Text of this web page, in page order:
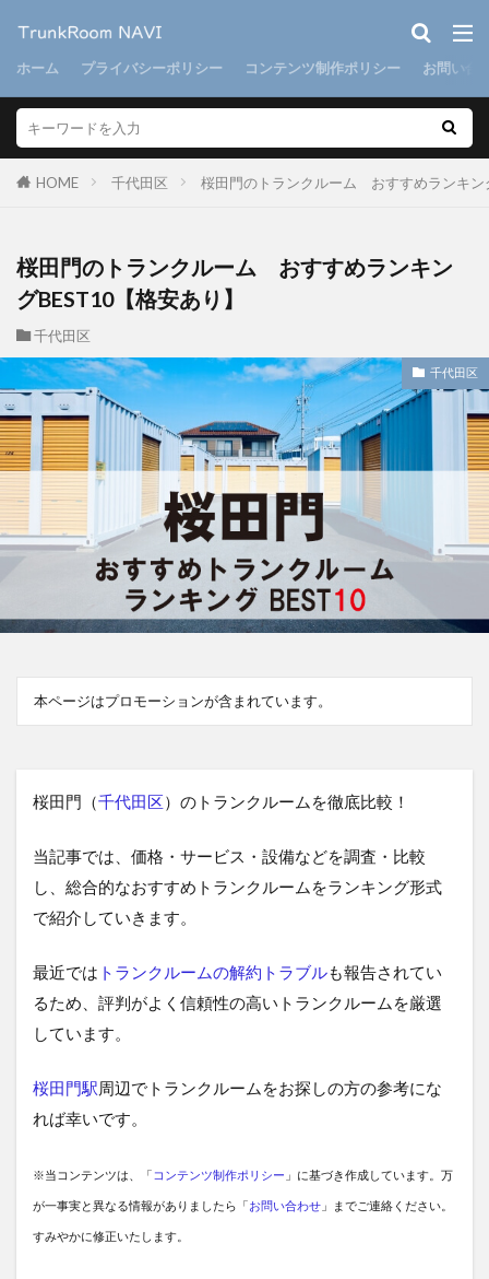
ホーム プライバシーポリシー コンテンツ制作ポリシー お問い合
HOME 千代田区 桜田門のトランクルーム おすすめランキン
桜田門のトランクルーム おすすめランキン
グBEST10【格安あり】
千代田区
千代田区
本ページはプロモーションが含まれています。
桜田門（千代田区）のトランクルームを徹底比較！
当記事では、価格・サービス・設備などを調査・比較
し、総合的なおすすめトランクルームをランキング形式
で紹介していきます。
最近では トランクルームの解約トラブルも報告されてい
るため、評判がよく信頼性の高いトランクルームを厳選
しています。
桜田門駅周辺でトランクルームをお探しの方の参考にな
れば幸いです。
※当コンテンツは、「 コンテンツ制作ポリシー 」に基づき作成しています。万
が一事実と異なる情報がありましたら「お問い合わせ 」までご連絡ください。
すみやかに修正いたします。